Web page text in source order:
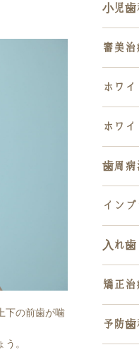
下の前歯が噛
。
小児歯
審美
ホワ
ホワ
歯周病
インプ
入れ歯
矯正治
予防歯